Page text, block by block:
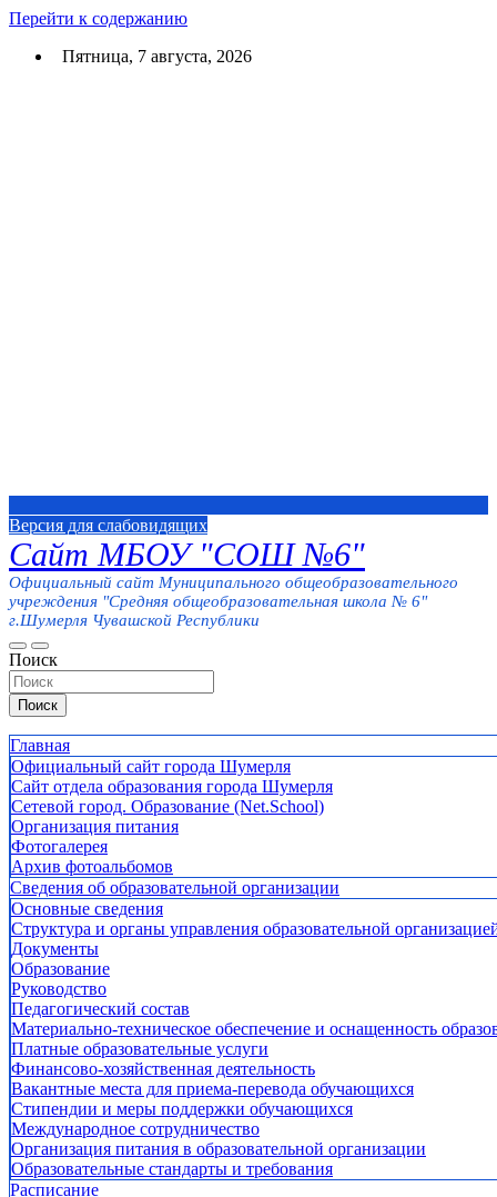
Перейти к содержанию
Пятница, 7 августа, 2026
Версия для слабовидящих
Сайт МБОУ "СОШ №6"
Официальный сайт Муниципального общеобразовательного
учреждения "Средняя общеобразовательная школа № 6"
г.Шумерля Чувашской Республики
Поиск
Поиск
Главная
Официальный сайт города Шумерля
Сайт отдела образования города Шумерля
Сетевой город. Образование (Net.School)
Организация питания
Фотогалерея
Архив фотоальбомов
Сведения об образовательной организации
Основные сведения
Структура и органы управления образовательной
Документы
Образование
Руководство
Педагогический состав
Материально-техническое обеспечение и оснащенность
Платные образовательные услуги
Финансово-хозяйственная деятельность
Вакантные места для приема-перевода обучающихся
Стипендии и меры поддержки обучающихся
Международное сотрудничество
Организация питания в образовательной организации
Образовательные стандарты и требования
Расписание